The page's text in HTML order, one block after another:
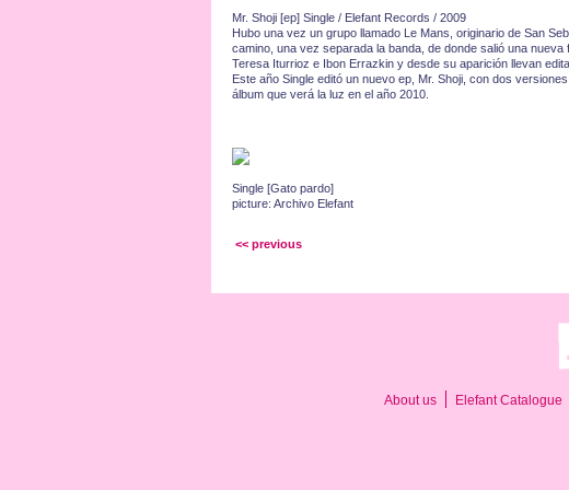
Mr. Shoji [ep] Single / Elefant Records / 2009
Hubo una vez un grupo llamado Le Mans, originario de San
camino, una vez separada la banda, de donde salió una
Teresa Iturrioz e Ibon Errazkin y desde su aparición llevan
Este año Single editó un nuevo ep, Mr. Shoji, con dos
álbum que verá la luz en el año 2010.
Single [Gato pardo]
picture: Archivo Elefant
<< previous
About us Elefant Catalogue